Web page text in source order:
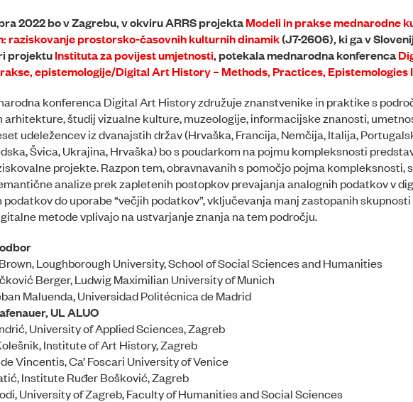
2022 bo v Zagrebu, v okviru ARRS projektaModeli in prakse mednarodne
raziskovanje prostorsko-časovnih kulturnih dinamik(J7-2606), ki ga v
projektuInstituta za povijest umjetnosti, potekala mednarodna konferenca
epistemologije/Digital Art History – Methods, Practices, Epistemologies
konferenca Digital Art History združuje znanstvenike in praktike s
arhitekture, študij vizualne kulture, muzeologije, informacijske znanosti,
udeležencev iz dvanajstih držav (Hrvaška, Francija, Nemčija, Italija,
Švica, Ukrajina, Hrvaška) bo s poudarkom na pojmu kompleksnosti
projekte. Razpon tem, obravnavanih s pomočjo pojma kompleksnosti,
analize prek zapletenih postopkov prevajanja analognih podatkov v
do uporabe “večjih podatkov”, vključevanja manj zastopanih
metode vplivajo na ustvarjanje znanja na tem področju.
Loughborough University, School of Social Sciences and Humanities
Berger, Ludwig Maximilian University of Munich
Maluenda, Universidad Politécnica de Madrid
UL ALUO
University of Applied Sciences, Zagreb
Institute of Art History, Zagreb
Vincentis, Ca’ Foscari University of Venice
Institute Ruđer Bošković, Zagreb
University of Zagreb, Faculty of Humanities and Social Sciences